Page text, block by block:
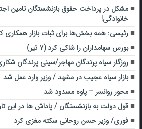
مشکل در پرداخت حقوق بازنشستگان تامین
خانوادگی!
رئیسی: همه بخش‌ها برای ثبات بازار همکاری
بورس سهامداران را شاکی کرد (۷ تیر)
روزگار سیاه پرندگان مهاجر/سینی‌ پرندگان
بازار سیاه عجیب در مشهد / وزیر وارد عمل شد
محور روانسر – پاوه مسدود شد
قول دولت به بازنشستگان / پاداش ها در این
فوری/ وزیر حسن روحانی سکته مغزی کرد